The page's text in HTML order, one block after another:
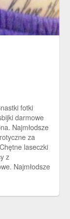
fotki
darmowe
Najmłodsze
za
laseczki
z
Najmłodsze